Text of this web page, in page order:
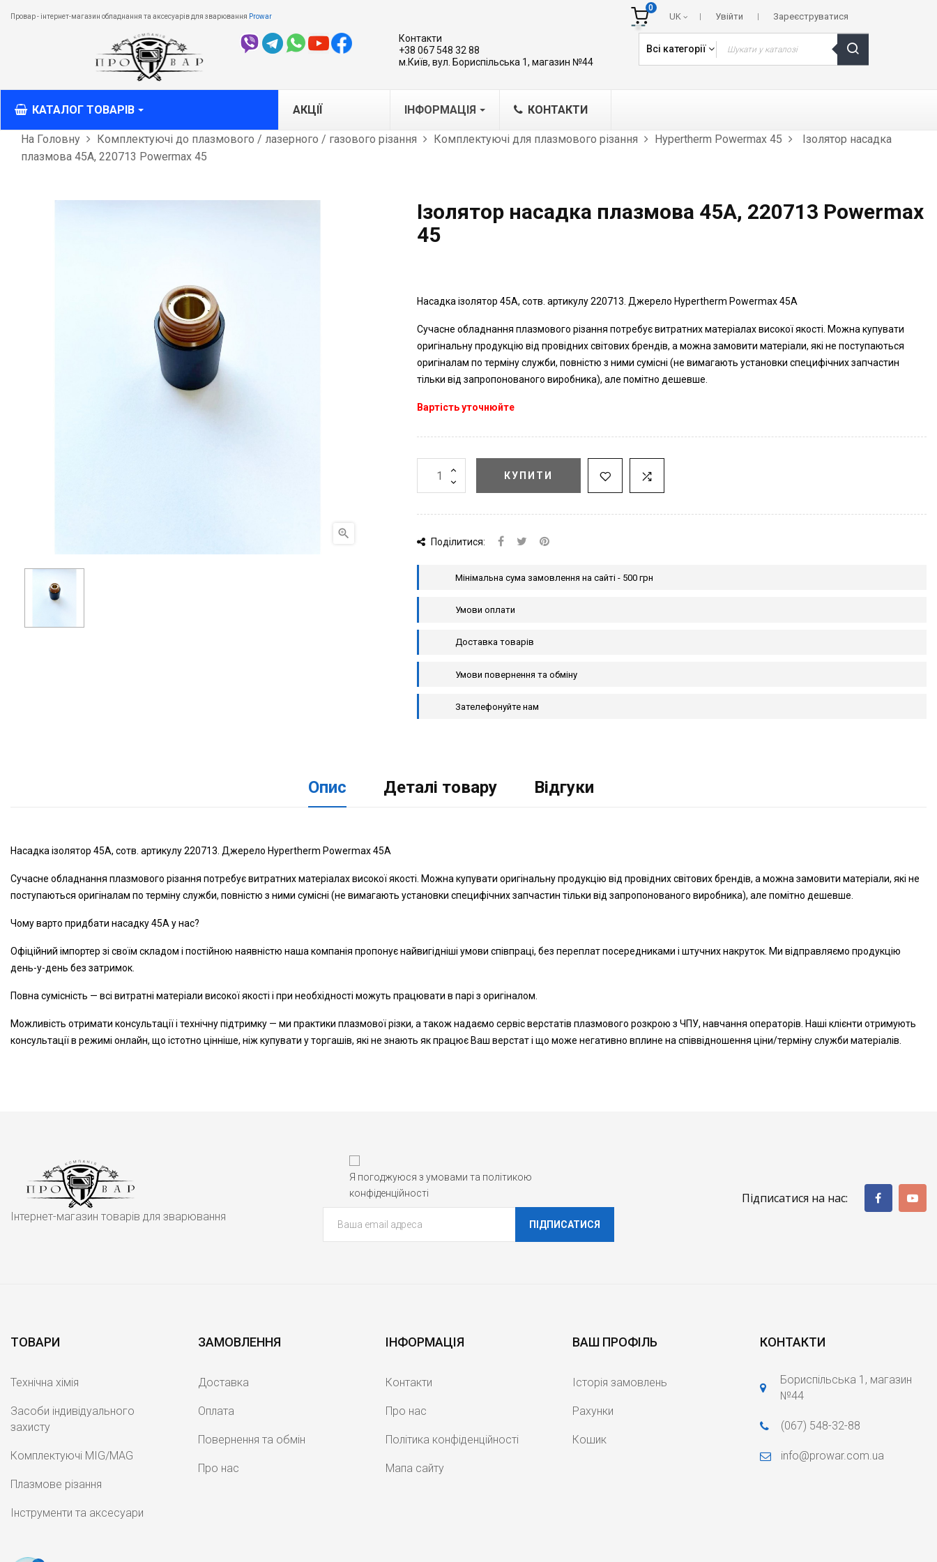
Провар - інтернет-магазин обладнання та аксесуарів для зварювання Prowar Увійти Зареєструватися
UK
0
Контакти
+38 067 548 32 88
м.Київ, вул. Бориспільська 1, магазин №44
Всі категорії
КАТАЛОГ ТОВАРІВ
TIG
Зварювальні каретки-трактори
Обладнання для плазмового
АКЦІЇ ІНФОРМАЦІЯ КОНТАКТИ
На Головну Комплектуючі до плазмового / лазерного / газового різання Комплектуючі для плазмового різання Hypertherm Powermax 45
Ізолятор насадка
плазмова 45А, 220713 Powermax 45

Ізолятор насадка плазмова 45А, 220713 Powermax
45
Насадка ізолятор 45А, сотв. артикулу 220713. Джерело Hypertherm Powermax 45А
Сучасне обладнання плазмового різання потребує витратних матеріалах високої якості. Можна купувати
оригінальну продукцію від провідних світових брендів, а можна замовити матеріали, які не поступаються
оригіналам по терміну служби, повністю з ними сумісні (не вимагають установки специфічних запчастин
тільки від запропонованого виробника), але помітно дешевше.
Вартість уточнюйте
КУПИТИ
Поділитися:
Мінімальна сума замовлення на сайті - 500 грн
Умови оплати
Доставка товарів
Умови повернення та обміну
Зателефонуйте нам
Опис Деталі товару Відгуки
Насадка ізолятор 45А, сотв. артикулу 220713. Джерело Hypertherm Powermax 45А
Сучасне обладнання плазмового різання потребує витратних матеріалах високої якості. Можна купувати оригінальну продукцію від провідних світових брендів, а можна замовити матеріали, які не
поступаються оригіналам по терміну служби, повністю з ними сумісні (не вимагають установки специфічних запчастин тільки від запропонованого виробника), але помітно дешевше.
Чому варто придбати насадку 45А у нас?
Офіційний імпортер зі своїм складом і постійною наявністю наша компанія пропонує найвигідніші умови співпраці, без переплат посередниками і штучних накруток. Ми відправляємо продукцію
день-у-день без затримок.
Повна сумісність — всі витратні матеріали високої якості і при необхідності можуть працювати в парі з оригіналом.
Можливість отримати консультації і технічну підтримку — ми практики плазмової різки, а також надаємо сервіс верстатів плазмового розкрою з ЧПУ, навчання операторів. Наші клієнти отримують
консультації в режимі онлайн, що істотно цінніше, ніж купувати у торгашів, які не знають як працює Ваш верстат і що може негативно вплине на співвідношення ціни/терміну служби матеріалів.
Інтернет-магазин товарів для зварювання
Я погоджуюся з умовами та політикою
конфіденційності
ПІДПИСАТИСЯ
Підписатися на нас:
ТОВАРИ
Технічна хімія
Засоби індивідуального
захисту
Комплектуючі MIG/MAG
Плазмове різання
Інструменти та аксесуари
ЗАМОВЛЕННЯ
Доставка
Оплата
Повернення та обмін
Про нас
ІНФОРМАЦІЯ
Контакти
Про нас
Політика конфіденційності
Мапа сайту
ВАШ ПРОФІЛЬ
Історія замовлень
Рахунки
Кошик
КОНТАКТИ
Бориспільська 1, магазин
№44
(067) 548-32-88
info@prowar.com.ua